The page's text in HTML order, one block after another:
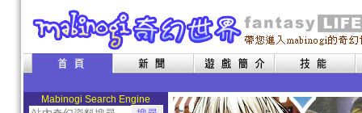
Mabinogi Search Engine